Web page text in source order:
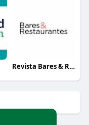
Revista Bares & Restaurantes